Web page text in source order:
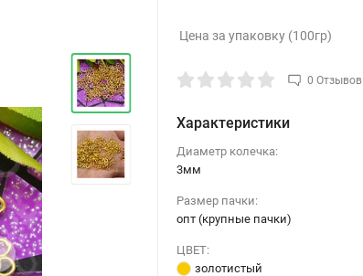
Цена за упаковку (100гр)
0 Отзывов
Характеристики
Диаметр колечка:
3мм
Размер пачки:
опт (крупные пачки)
ЦВЕТ:
золотистый